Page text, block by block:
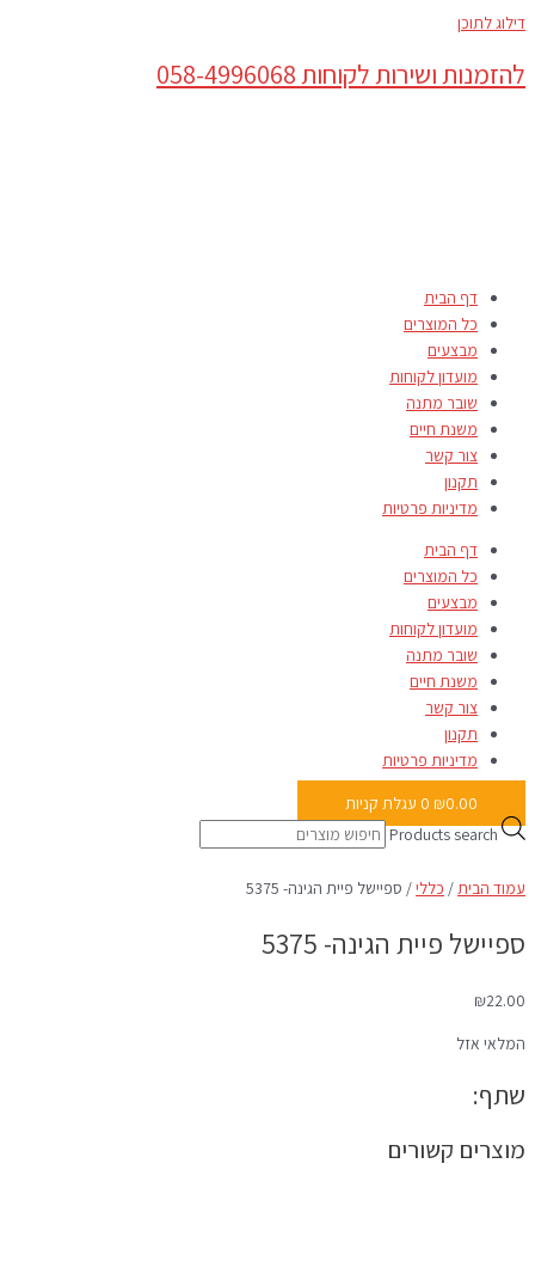
דילוג לתוכן
להזמנות ושירות לקוחות 058-4996068
דף הבית
כל המוצרים
מבצעים
מועדון לקוחות
שובר מתנה
משנת חיים
צור קשר
תקנון
מדיניות פרטיות
דף הבית
כל המוצרים
מבצעים
מועדון לקוחות
שובר מתנה
משנת חיים
צור קשר
תקנון
מדיניות פרטיות
₪0.00
0 עגלת קניות
Products search
עמוד הבית/ כללי/ ספיישל פיית הגינה- 5375
ספיישל פיית הגינה- 5375
₪22.00
המלאי אזל
שתף:
מוצרים קשורים